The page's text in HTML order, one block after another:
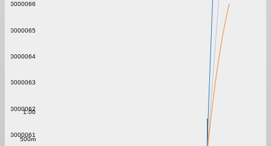
500m
1.00